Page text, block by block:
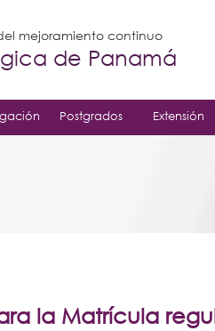
mejoramiento continuo
de Panamá
Postgrados Extensión
la Matrícula